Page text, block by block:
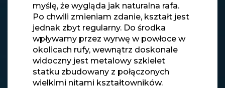
myślę, że wygląda jak naturalna rafa.
Po chwili zmieniam zdanie, kształt jest
jednak zbyt regularny. Do środka
wpływamy przez wyrwę w powłoce w
okolicach rufy, wewnątrz doskonale
widoczny jest metalowy szkielet
statku zbudowany z połączonych
wielkimi nitami kształtowników.